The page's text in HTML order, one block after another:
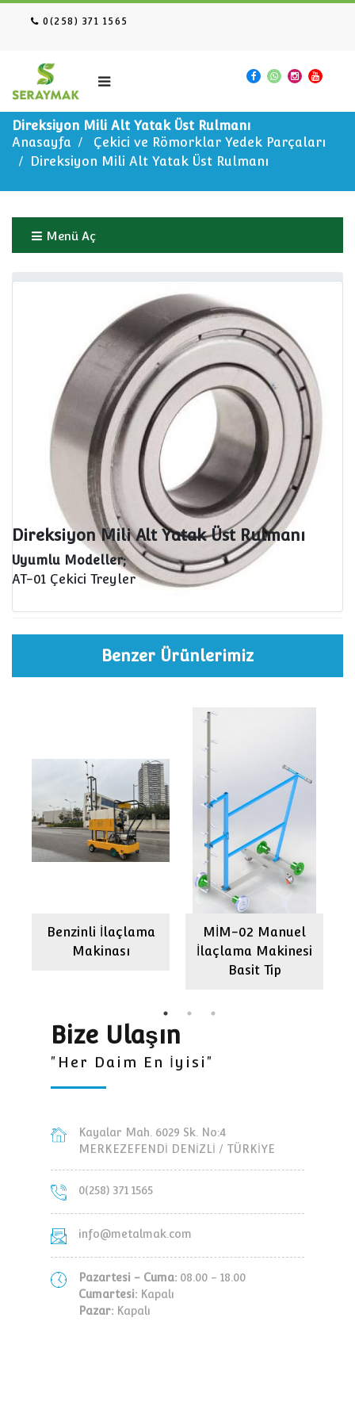
0(258) 371 1565
Direksiyon Mili Alt Yatak Üst Rulmanı
Anasayfa
Çekici ve Römorklar Yedek Parçaları
Direksiyon Mili Alt Yatak Üst Rulmanı
Menü Aç
Çekici ve Römorklar Yedek Parçaları
Direksiyon Mili Alt Yatak Üst Rulmanı
Direksiyon Mili Alt Yatak Üst Rulmanı
Uyumlu Modeller;
AT-01 Çekici Treyler
Benzer Ürünlerimiz
Benzinli İlaçlama
Makinası
MİM-02 Manuel
İlaçlama Makinesi
Basit Tip
Bize Ulaşın
"Her Daim En İyisi"
Kayalar Mah. 6029 Sk. No:4
MERKEZEFENDİ DENİZLİ / TÜRKİYE
0(258) 371 1565
info@metalmak.com
Pazartesi - Cuma: 08.00 - 18.00
Cumartesi: Kapalı
Pazar: Kapalı